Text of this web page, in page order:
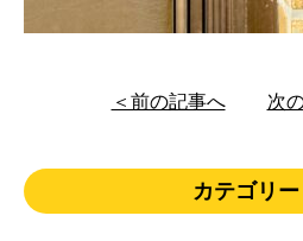
＜前の記事へ 次
カテゴリー